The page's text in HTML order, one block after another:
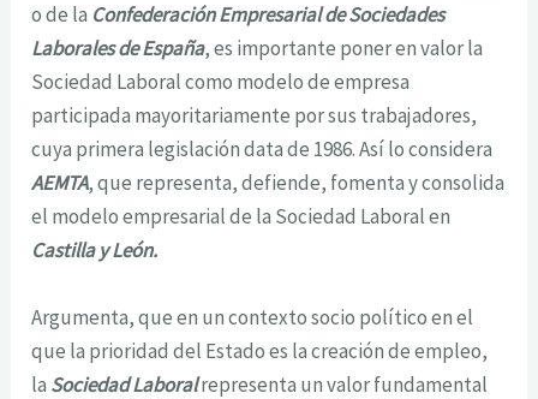
o de la Confederación Empresarial de Sociedades
Laborales de España, es importante poner en valor la
Sociedad Laboral como modelo de empresa
participada mayoritariamente por sus trabajadores,
cuya primera legislación data de 1986. Así lo considera
AEMTA, que representa, defiende, fomenta y consolida
el modelo empresarial de la Sociedad Laboral en
Castilla y León.
Argumenta, que en un contexto socio político en el
que la prioridad del Estado es la creación de empleo,
la Sociedad Laboralrepresenta un valor fundamental